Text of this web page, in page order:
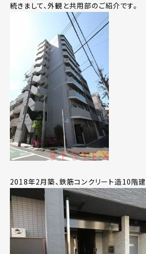
続きまして、外観と共用部のご紹介です。
2018年2月築、鉄筋コンクリート造10階建